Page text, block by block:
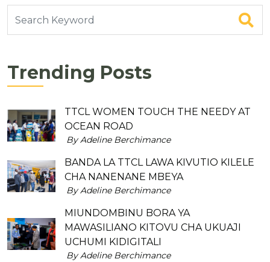
Trending Posts
TTCL WOMEN TOUCH THE NEEDY AT
OCEAN ROAD
By Adeline Berchimance
BANDA LA TTCL LAWA KIVUTIO KILELE
CHA NANENANE MBEYA
By Adeline Berchimance
MIUNDOMBINU BORA YA
MAWASILIANO KITOVU CHA UKUAJI
UCHUMI KIDIGITALI
By Adeline Berchimance